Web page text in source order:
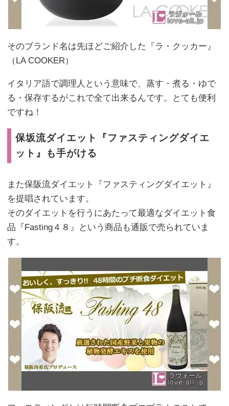
そのブランド名は先ほどご紹介した『ラ・クッカー』
（LA COOKER）
イタリア語で調理人という意味で、蒸す・煮る・ゆで
る・保存するがこれで全て出来るんです。とても便利
ですね！
保坂流ダイエット『ファスティングダイエ
ット』も手がける
また保阪流ダイエット『ファスティングダイエット』
を提唱されています。
そのダイエットを行うにあたって最適なダイエット食
品『Fasting４８』という商品も通販で売られていま
す。